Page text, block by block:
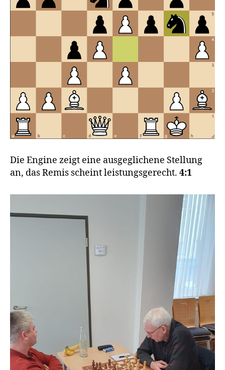
Die Engine zeigt eine ausgeglichene Stellung
an, das Remis scheint leistungsgerecht. 4:1